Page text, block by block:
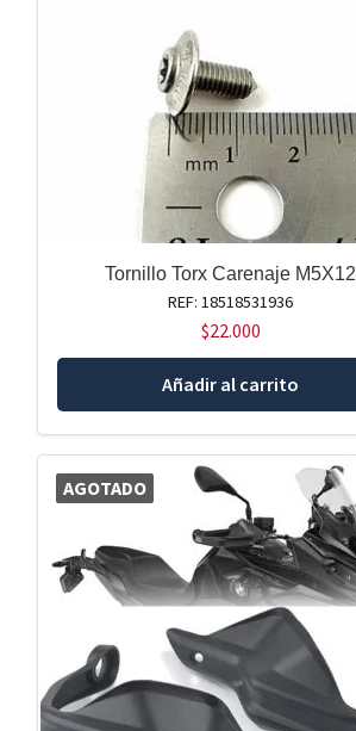
Tornillo Torx Carenaje M5X12
REF: 18518531936
$22.000
Añadir al carrito
AGOTADO